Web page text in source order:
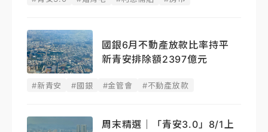
國銀6月不動產放款比率持平
新青安排除額2397億元
#新青安 #國銀 #金管會 #不動產放款
周末精選｜「青安3.0」8/1上